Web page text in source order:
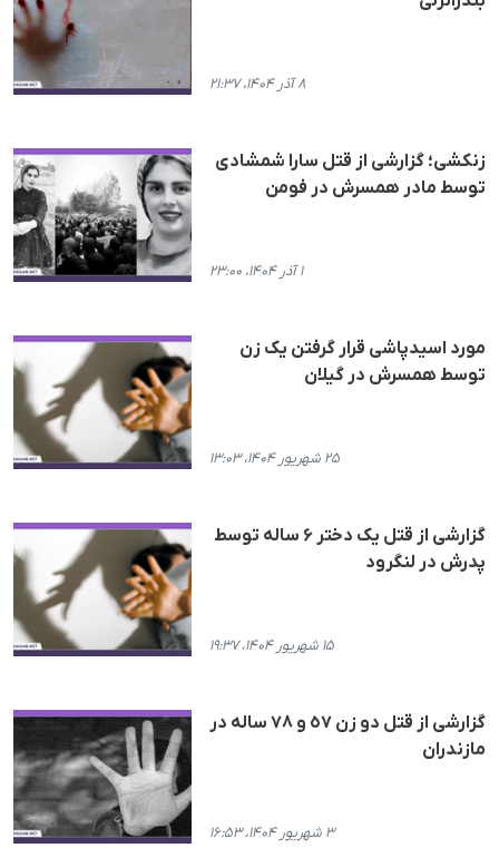
۸ آذر ۱۴۰۴، ۲۱:۳۷
زنکشی؛ گزارشی از قتل سارا شمشادی
توسط مادر همسرش در فومن
۱ آذر ۱۴۰۴، ۲۳:۰۰
مورد اسیدپاشی قرار گرفتن یک زن
توسط همسرش در گیلان
۲۵ شهریور ۱۴۰۴، ۱۳:۰۳
گزارشی از قتل یک دختر ۶ ساله توسط
پدرش در لنگرود
۱۵ شهریور ۱۴۰۴، ۱۹:۳۷
گزارشی از قتل دو زن ٥٧ و ۷۸ سالە در
مازندران
۳ شهریور ۱۴۰۴، ۱۶:۵۳